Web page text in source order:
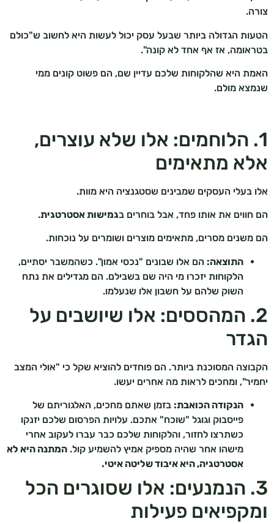
צורה.
הטעות הגדולה ביותר שבעל עסק יכול לעשות היא לחשוב ש"כולם
בטראומה, אז אף אחד לא קונה".
האמת היא שהלקוחות שלכם עדיין שם, הם פשוט קונים ממי
שנמצא מולם.
1. הלוחמים: אלו שלא עוצרים,
אלא מתאימים
אלו בעלי העסקים שמבינים שסטגנציה היא מוות.
הם חווים את אותו פחד, אבל בוחרים בגמישות אסטרטגית.
הם משנים מסרים, מתאימים מוצרים ושומרים על נוכחות.
התוצאה: הם אלו שבונים "נכסי אמון". כשהמשבר יסתיים,
הלקוחות יזכרו מי היה שם בשבילם. הם מגדילים את נתח
השוק שלהם על חשבון אלו שנעלמו.
2. המהססים: אלו שיושבים על
הגדר
הקבוצה המסוכנת ביותר. הם פוחדים להוציא שקל כי "אולי המצב
יחמיר", ומחכים לראות מה אחרים יעשו.
הנקודה הכואבת: בזמן שאתם מחכים, האלגוריתם של
פייסבוק וגוגל "שוכח" אתכם. עלויות הפרסום שלכם יזנקו
כשתרצו לחזור, והלקוחות שלכם כבר עברו לעקוב אחרי
מישהו אחר שהיה מספיק אמיץ להשמיע קול. המתנה היא לא
אסטרטגיה, היא איבוד שליטה איטי.
3. הנמנעים: אלו שסוגרים הכל
ומקפיאים פעילות